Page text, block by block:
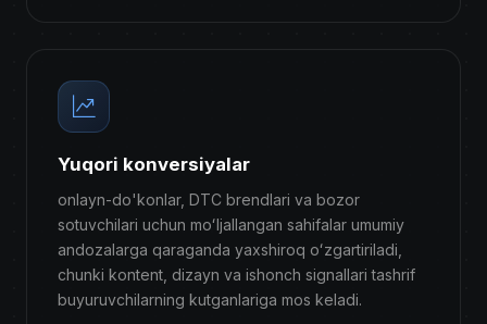
Yuqori konversiyalar
onlayn-do'konlar, DTC brendlari va bozor
sotuvchilari uchun moʻljallangan sahifalar umumiy
andozalarga qaraganda yaxshiroq oʻzgartiriladi,
chunki kontent, dizayn va ishonch signallari tashrif
buyuruvchilarning kutganlariga mos keladi.